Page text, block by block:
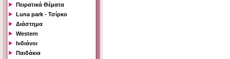
Πειρατικά Θέματα
Luna park - Τσίρκο
Διάστημα
Western
Ινδιάνοι
Παιδάκια